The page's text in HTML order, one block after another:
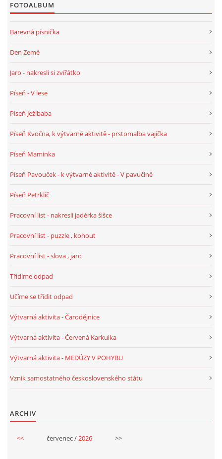
SMYSLOVÁ AKTIVITA
JÓGOVÉ CVIČENÍ, TYPY, RADY, RECENZE
STÁTNÍ SVÁTKY
20.10. DEN STROMŮ
DUŠIČKY
SVATÁ KATEŘINA 25.LISTOPADU
MIKULÁŠ, ČERTI
FOTOALBUM
Barevná písnička
Den Země
Jaro - nakresli si zvířátko
Píseň - V lese
Píseň Ježibaba
Píseň Kvočna, k výtvarné aktivitě - prstomalba vajíčka
Píseň Maminka
Píseň Pavouček - k výtvarné aktivitě - V pavučině
Píseň Petrklíč
Pracovní list - nakresli jadérka šišce
Pracovní list - puzzle , kohout
Pracovní list - slova , jaro
Třídíme odpad
Učíme se třídit odpad
Výtvarná aktivita - Čarodějnice
Výtvarná aktivita - Červená Karkulka
Výtvarná aktivita - MEDÚZY V POHYBU
Vznik samostatného československého státu
ARCHIV
<< červenec /2026 >>